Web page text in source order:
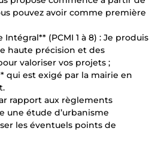
pouvez avoir comme première
(PCMI 1 à 8) : Je produis
haute précision et des
valoriser vos projets ;
qui est exigé par la mairie en
rapport aux règlements
une étude d’urbanisme
les éventuels points de